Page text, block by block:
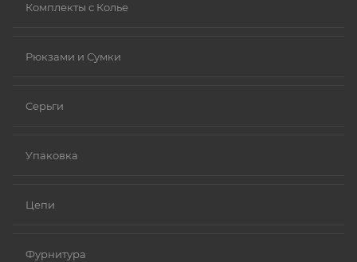
Комплекты с Колье
Рюкзами и Сумки
Серьги
Упаковка
Цепи
Фурнитура